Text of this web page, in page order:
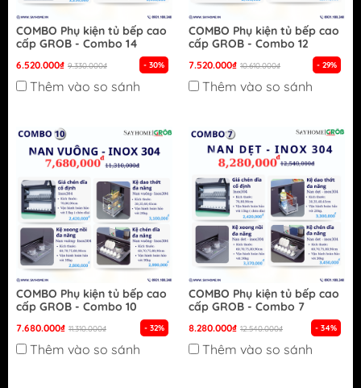
COMBO Phụ kiện tủ bếp cao
cấp GROB - Combo 14
6.520.000₫ 9.330.000₫ - 30%
Thêm vào so sánh
COMBO Phụ kiện tủ bếp cao
cấp GROB - Combo 12
7.520.000₫ 10.610.000₫ - 29%
Thêm vào so sánh
COMBO Phụ kiện tủ bếp cao
cấp GROB - Combo 10
7.680.000₫ 11.310.000₫ - 32%
Thêm vào so sánh
COMBO Phụ kiện tủ bếp cao
cấp GROB - Combo 7
8.280.000₫ 12.540.000₫ - 34%
Thêm vào so sánh